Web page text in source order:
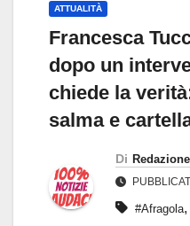
ATTUALITÀ
Francesca
dopo un
chiede la
salma e
Di Redazione
#Afragola,